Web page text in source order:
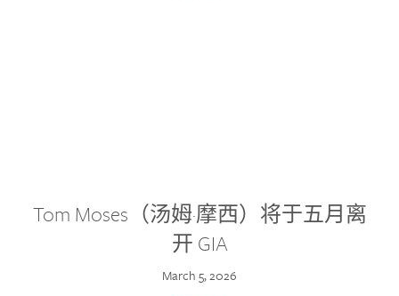
Tom Moses（汤姆·摩西）将于五月离
开 GIA
March 5, 2026